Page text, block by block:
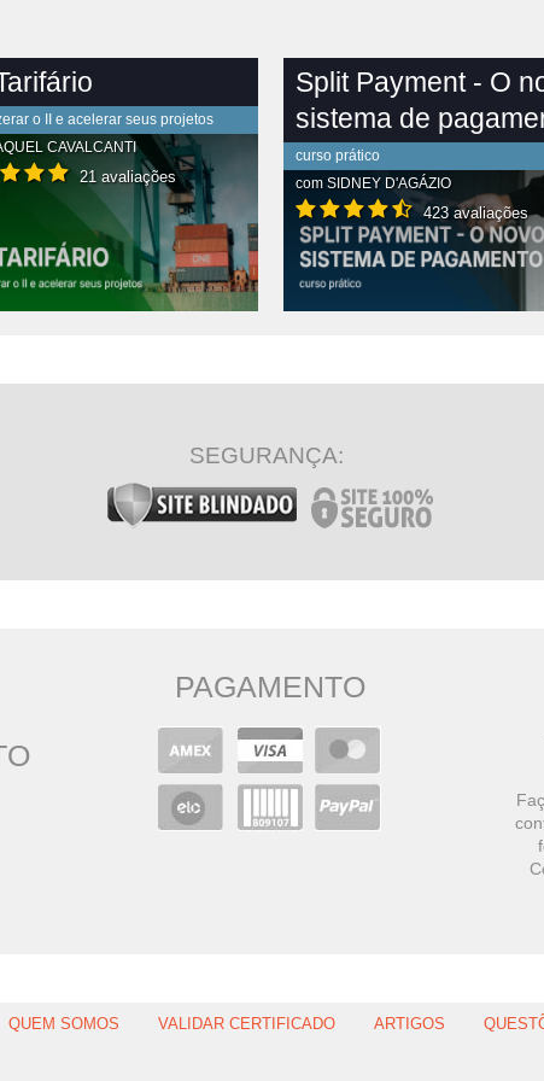
o II e acelerar seus projetos
CAVALCANTI
21 avaliações
Split Payment - O
sistema de
curso prático
com SIDNEY D'AGÁZIO
423 avaliações
CONTEÚDO COMPLETO VER CONTEÚDO COMPLETO
SEGURANÇA:
PAGAMENTO
QUEM SOMOS VALIDAR CERTIFICADO ARTIGOS